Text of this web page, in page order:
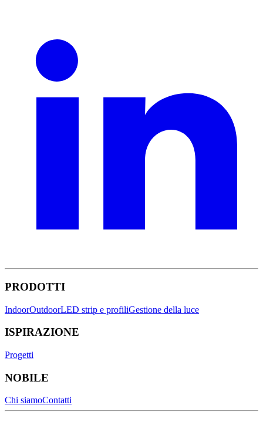
PRODOTTI
IndoorOutdoorLED strip e profiliGestione della luce
ISPIRAZIONE
Progetti
NOBILE
Chi siamoContatti